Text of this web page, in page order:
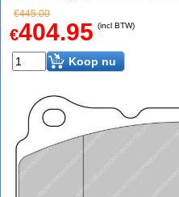
€445.00
€404.95 (incl BTW)
Koop nu